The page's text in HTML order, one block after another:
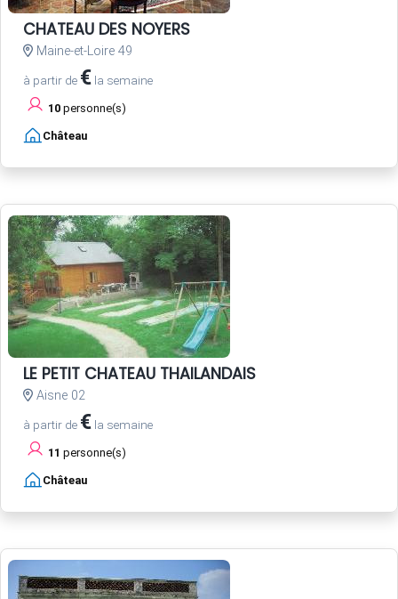
CHATEAU DES NOYERS
Maine-et-Loire 49
à partir de € la semaine
10 personne(s)
Château
LE PETIT CHATEAU THAILANDAIS
Aisne 02
à partir de € la semaine
11 personne(s)
Château